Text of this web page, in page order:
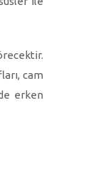
cam
erken